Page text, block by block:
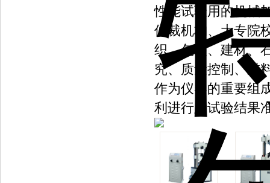
性能试验用的机械
仲裁机构、大专院
织、包装、建材、
究、质量控制、进
作为仪器的重要组
利进行及试验结果